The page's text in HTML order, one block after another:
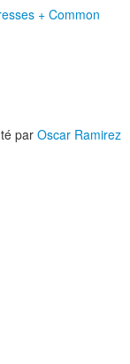
+ Common
par Oscar Ramirez